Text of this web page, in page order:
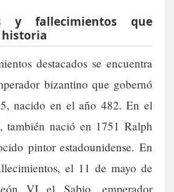
y fallecimientos que
destacados se encuentra
bizantino que gobernó
nacido en el año 482. En el
también nació en 1751 Ralph
pintor estadounidense. En
el 11 de mayo de
VI el Sabio, emperador